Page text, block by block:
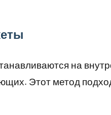
на
Этот метод